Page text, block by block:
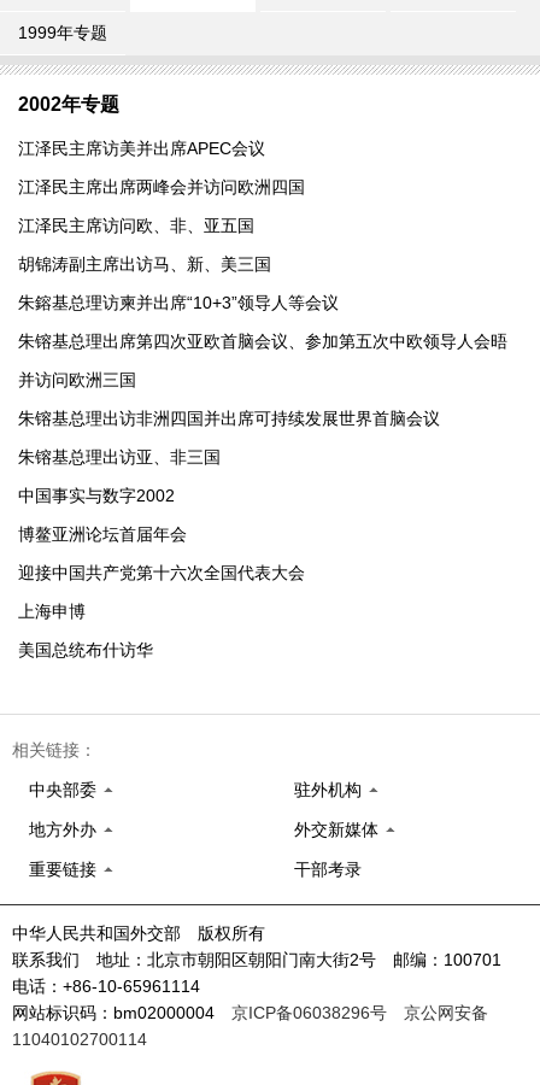
1999年专题
2002年专题
江泽民主席访美并出席APEC会议
江泽民主席出席两峰会并访问欧洲四国
江泽民主席访问欧、非、亚五国
胡锦涛副主席出访马、新、美三国
朱鎔基总理访柬并出席“10+3”领导人等会议
朱镕基总理出席第四次亚欧首脑会议、参加第五次中欧领导人会晤
并访问欧洲三国
朱镕基总理出访非洲四国并出席可持续发展世界首脑会议
朱镕基总理出访亚、非三国
中国事实与数字2002
博鳌亚洲论坛首届年会
迎接中国共产党第十六次全国代表大会
上海申博
美国总统布什访华
相关链接：
中央部委 驻外机构
地方外办 外交新媒体
重要链接 干部考录
中华人民共和国外交部 版权所有
联系我们 地址：北京市朝阳区朝阳门南大街2号 邮编：100701
电话：+86-10-65961114
网站标识码：bm02000004 京ICP备06038296号
京公网安备
11040102700114